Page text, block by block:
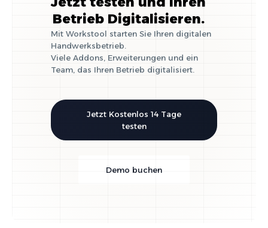
Betrieb Digitalisieren.
Mit Workstool starten Sie Ihren digitalen
Handwerksbetrieb.
Viele Addons, Erweiterungen und ein
Team, das Ihren Betrieb digitalisiert.
Jetzt Kostenlos 14 Tage
testen
Demo buchen